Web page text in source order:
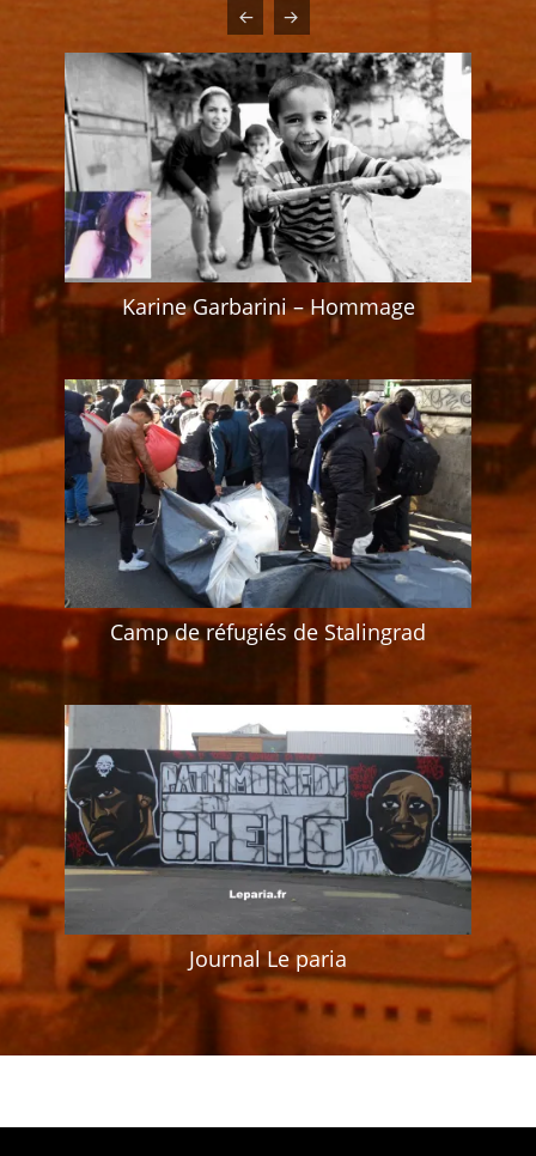
Karine Garbarini – Hommage
Camp de réfugiés de Stalingrad
Journal Le paria